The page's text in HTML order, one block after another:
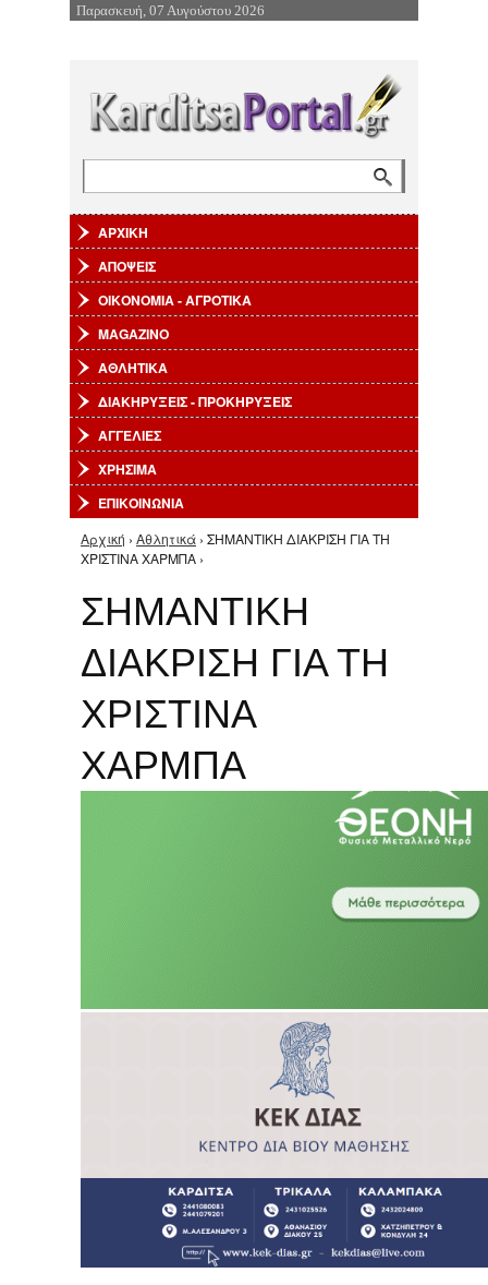
Επιστροφή στην Πλοήγηση
Παρασκευή, 07 Αυγούστου 2026
ΑΡΧΙΚΗ
ΑΠΟΨΕΙΣ
ΟΙΚΟΝΟΜΙΑ - ΑΓΡΟΤΙΚΑ
MAGAZINO
ΑΘΛΗΤΙΚΑ
ΔΙΑΚΗΡΥΞΕΙΣ - ΠΡΟΚΗΡΥΞΕΙΣ
ΑΓΓΕΛΙΕΣ
ΧΡΗΣΙΜΑ
ΕΠΙΚΟΙΝΩΝΙΑ
Είστε εδώ
Αρχική › Αθλητικά › ΣΗΜΑΝΤΙΚΗ ΔΙΑΚΡΙΣΗ ΓΙΑ ΤΗ
ΧΡΙΣΤΙΝΑ ΧΑΡΜΠΑ ›
ΣΗΜΑΝΤΙΚΗ
ΔΙΑΚΡΙΣΗ ΓΙΑ ΤΗ
ΧΡΙΣΤΙΝΑ
ΧΑΡΜΠΑ